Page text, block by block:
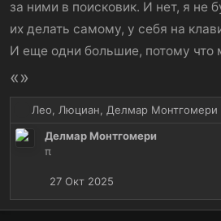
за ними в поисковик. И нет, я не
их делать самому, у себя на
И еще одни большие, потому что
«»
Р
и
Лео Люциан Делмар Монтгомери
Делмар Монтгомери
π
27 Окт 2025